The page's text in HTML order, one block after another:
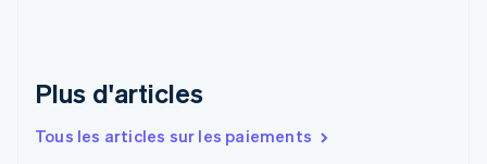
Plus d'articles
Tous les articles sur les paiements
Espagne
Estonie